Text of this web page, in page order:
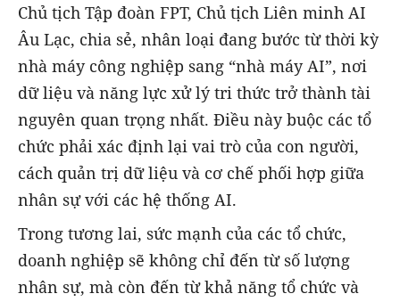
Chủ tịch Tập đoàn FPT, Chủ tịch Liên minh AI
Âu Lạc, chia sẻ, nhân loại đang bước từ thời kỳ
nhà máy công nghiệp sang “nhà máy AI”, nơi
dữ liệu và năng lực xử lý tri thức trở thành tài
nguyên quan trọng nhất. Điều này buộc các tổ
chức phải xác định lại vai trò của con người,
cách quản trị dữ liệu và cơ chế phối hợp giữa
nhân sự với các hệ thống AI.
Trong tương lai, sức mạnh của các tổ chức,
doanh nghiệp sẽ không chỉ đến từ số lượng
nhân sự, mà còn đến từ khả năng tổ chức và